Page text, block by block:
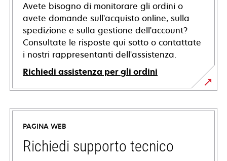
Avete bisogno di monitorare gli ordini o
avete domande sull'acquisto online, sulla
spedizione e sulla gestione dell'account?
Consultate le risposte qui sotto o contattate
i nostri rappresentanti dell'assistenza.
Richiedi assistenza per gli ordini
PAGINA WEB
Richiedi supporto tecnico